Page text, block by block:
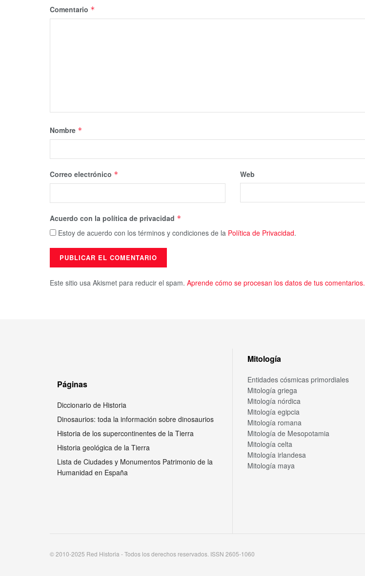
Comentario *
Nombre *
Correo electrónico * Web
Acuerdo con la política de privacidad *
Estoy de acuerdo con los términos y condiciones de la Política de Privacidad.
Este sitio usa Akismet para reducir el spam. Aprende cómo se procesan los datos de tus comentarios.
Páginas
Diccionario de Historia
Dinosaurios: toda la información sobre dinosaurios
Historia de los supercontinentes de la Tierra
Historia geológica de la Tierra
Lista de Ciudades y Monumentos Patrimonio de la
Humanidad en España
Mitología
Entidades cósmicas primordiales
Mitología griega
Mitología nórdica
Mitología egipcia
Mitología romana
Mitología de Mesopotamia
Mitología celta
Mitología irlandesa
Mitología maya
© 2010-2025 Red Historia - Todos los derechos reservados. ISSN 2605-1060